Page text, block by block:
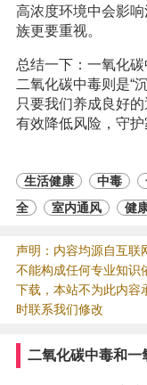
高浓度环境中会影
族更要重视。
总结一下：一氧化碳
二氧化碳中毒则是“
只要我们养成良好
有效降低风险，守护
生活健康 中毒
全
室内通风 健
声明：内容均源自互联
不能构成任何专业知识
下载，本站不为此内容
时联系我们修改
二氧化碳中毒和一